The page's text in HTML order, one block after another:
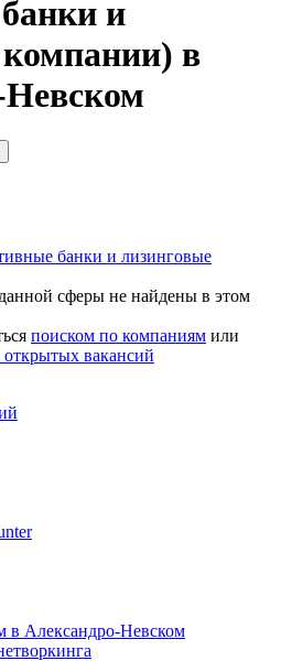
и
в
банки и лизинговые
сферы не найдены в этом
поиском по компаниям или
вакансий
в Александро-Невском